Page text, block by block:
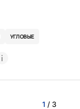
УГЛОВЫЕ
1 / 3